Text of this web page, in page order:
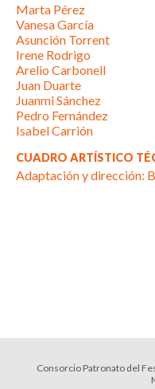
Marta Pérez
Vanesa García
Asunción Torrent
Irene Rodrigo
Arelio Carbonell
Juan Duarte
Juanmi Sánchez
Pedro Fernández
Isabel Carrión
CUADRO ARTÍSTICO
Adaptación y dirección:
Consorcio Patronato del